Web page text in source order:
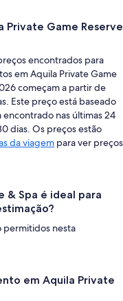
Private Game Reserve
encontrados para
em Aquila Private Game
começam a partir de
Este preço está baseado
encontrado nas últimas 24
dias. Os preços estão
da viagem para ver preços
& Spa é ideal para
permitidos nesta
em Aquila Private